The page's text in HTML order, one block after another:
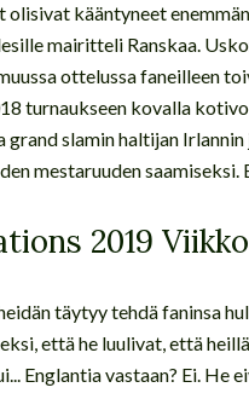
olisivat kääntyneet
mairitteli Ranskaa.
ottelussa faneilleen
turnaukseen kovalla
grand slamin haltijan
mestaruuden
2019
täytyy tehdä faninsa
että he luulivat, että
Englantia vastaan? Ei. He